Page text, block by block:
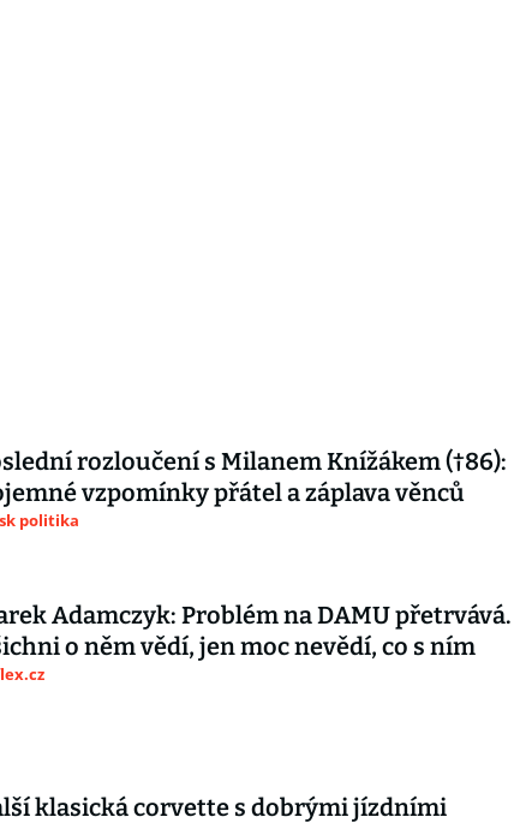
rozloučení s Milanem Knížákem (†86):
vzpomínky přátel a záplava věnců
politika
Adamczyk: Problém na DAMU přetrvává.
o něm vědí, jen moc nevědí, co s ním
klasická corvette s dobrými jízdními